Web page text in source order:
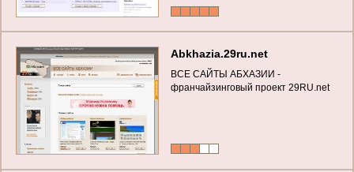
Abkhazia.29ru.net
ВСЕ САЙТЫ АБХАЗИИ -
франчайзинговый проект 29RU.net